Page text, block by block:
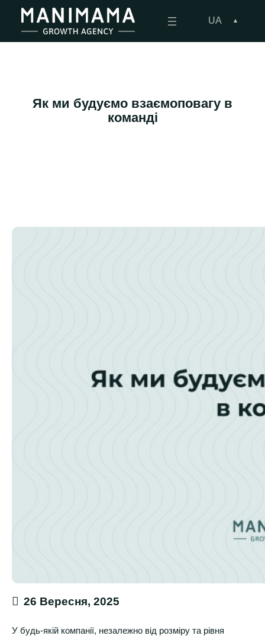
Перейти
вмісту
UA
Як ми будуємо взаємоповагу в
команді
26 Вересня, 2025
У будь-якій компанії, незалежно від розміру та рівня